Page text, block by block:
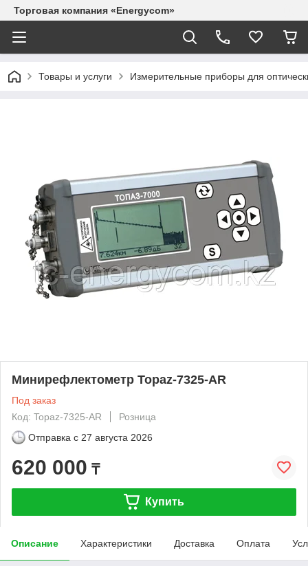
Торговая компания «Energycom»
Товары и услуги Измерительные приборы для
Минирефлектометр Topaz-7325-AR
Под заказ
Код: Topaz-7325-AR
Розница
Отправка с 27 августа 2026
620 000 ₸
Купить
Описание Характеристики Доставка Оплата